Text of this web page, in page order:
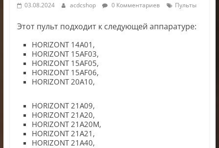
03.08.2024 acdcshop 0 Комментариев Пульты
Этот пульт подходит к следующей аппаратуре:
HORIZONT 14A01,
HORIZONT 15AF03,
HORIZONT 15AF05,
HORIZONT 15AF06,
HORIZONT 20A10,
HORIZONT 21A09,
HORIZONT 21A20,
HORIZONT 21A20M,
HORIZONT 21A21,
HORIZONT 21A40,